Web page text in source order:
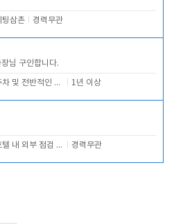
팅삼촌 경력무관
님 구인합니다.
주차 및 전반적인 당번업무 1년 이상
호텔 내 외부 점검 및 프런트 운영 경력무관